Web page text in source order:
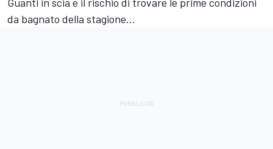
da bagnato della stagione...